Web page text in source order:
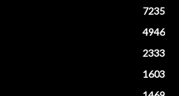
7235
4946
2333
1603